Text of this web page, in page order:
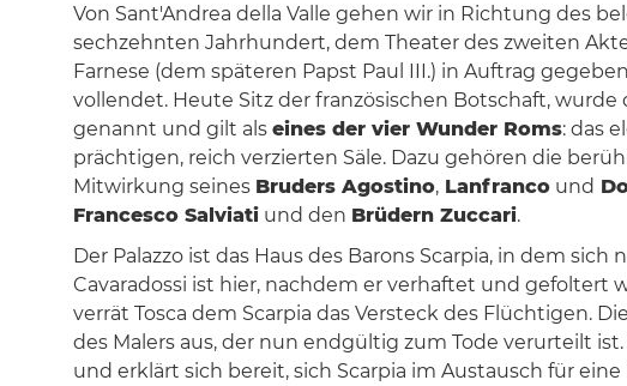
Von Sant'Andrea della Valle gehen wir in Richtung des
sechzehnten Jahrhundert, dem Theater des zweiten
Farnese (dem späteren Papst Paul III.) in Auftrag
vollendet. Heute Sitz der französischen Botschaft, wurde
genannt und gilt als eines der vier Wunder Roms: das
prächtigen, reich verzierten Säle. Dazu gehören die
Mitwirkung seines Bruders Agostino,Lanfrancound
Francesco Salviatiund den Brüdern Zuccari.
Der Palazzo ist das Haus des Barons Scarpia, in dem
Cavaradossi ist hier, nachdem er verhaftet und
verrät Tosca dem Scarpia das Versteck des Flüchtigen.
des Malers aus, der nun endgültig zum Tode verurteilt
und erklärt sich bereit, sich Scarpia im Austausch für